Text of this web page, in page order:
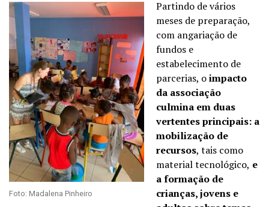
Foto: Madalena Pinheiro
Partindo de vários
meses de preparação,
com angariação de
fundos e
estabelecimento de
parcerias, oimpacto
da associação
culmina em duas
vertentes principais: a
mobilização de
recursos, tais como
material tecnológico, e
a formação de
crianças, jovens e